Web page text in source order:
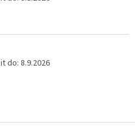
do: 8.9.2026